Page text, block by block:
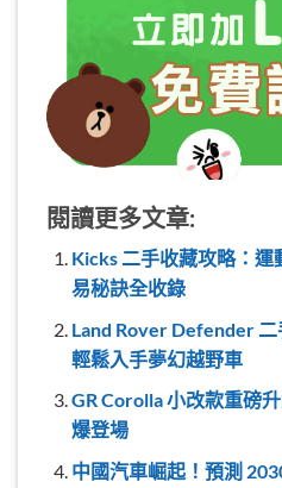
閱讀更多文章:
Kicks 二手收藏攻略：
易秘訣全收錄
Land Rover Defender
輕鬆入手夢幻越野車
GR Corolla 小改款重磅
爆登場
中國汽車崛起！預測